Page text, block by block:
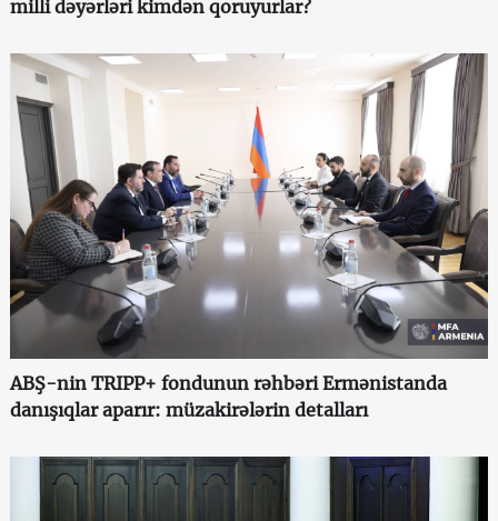
milli dəyərləri kimdən qoruyurlar?
ABŞ-nin TRIPP+ fondunun rəhbəri Ermənistanda
danışıqlar aparır: müzakirələrin detalları